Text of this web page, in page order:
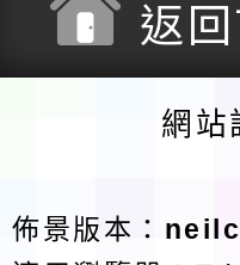
返
網站
佈景版本：